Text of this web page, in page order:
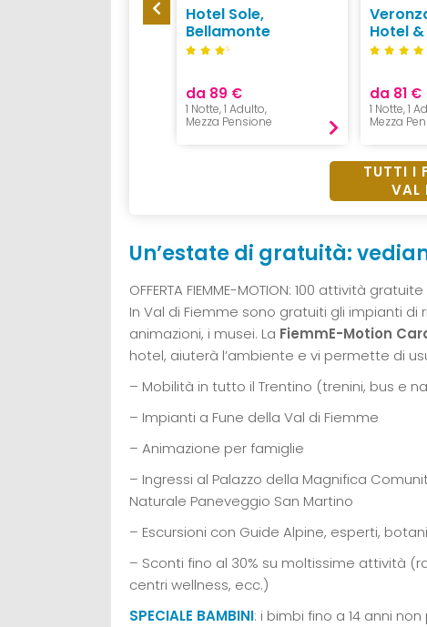
Hotel Sole,
Bellamonte
S
da 89 €
1 Notte, 1 Adulto,
Mezza Pensione
Hotel
da 81 €
1 Notte, 1
Mezza
TUTTI I
VAL
Un’estate di gratuità:
OFFERTA FIEMME-MOTION: 100 attività gratuite
In Val di Fiemme sono gratuiti gli impianti di
animazioni, i musei. La FiemmE-Motion
hotel, aiuterà l’ambiente e vi permette di
– Mobilità in tutto il Trentino (trenini, bus e
– Impianti a Fune della Val di Fiemme
– Animazione per famiglie
– Ingressi al Palazzo della Magnifica
Naturale Paneveggio San Martino
– Escursioni con Guide Alpine, esperti,
– Sconti fino al 30% su moltissime attività
centri wellness, ecc.)
SPECIALE BAMBINI: i bimbi fino a 14 anni